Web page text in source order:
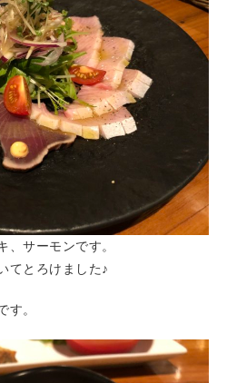
、サーモンです。
てとろけました♪
す。